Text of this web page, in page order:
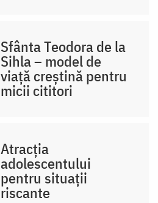
Sfânta Teodora de la
Sihla – model de
viaţă creştină pentru
micii cititori
Atracția
adolescentului
pentru situații
riscante